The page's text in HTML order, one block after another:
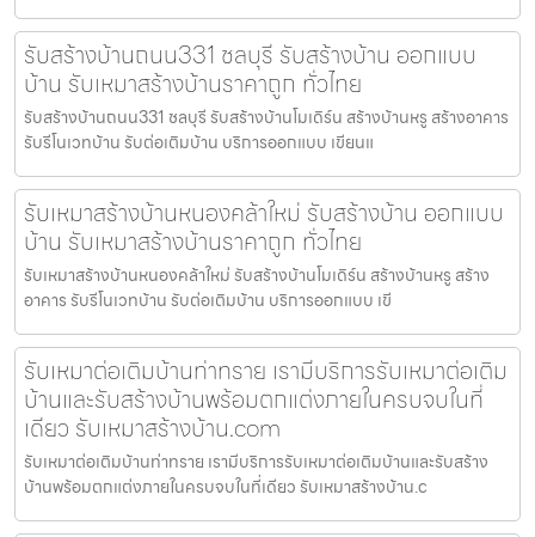
รับสร้างบ้านถนน331 ชลบุรี รับสร้างบ้าน ออกแบบ
บ้าน รับเหมาสร้างบ้านราคาถูก ทั่วไทย
รับสร้างบ้านถนน331 ชลบุรี รับสร้างบ้านโมเดิร์น สร้างบ้านหรู สร้างอาคาร
รับรีโนเวทบ้าน รับต่อเติมบ้าน บริการออกแบบ เขียนแ
รับเหมาสร้างบ้านหนองคล้าใหม่ รับสร้างบ้าน ออกแบบ
บ้าน รับเหมาสร้างบ้านราคาถูก ทั่วไทย
รับเหมาสร้างบ้านหนองคล้าใหม่ รับสร้างบ้านโมเดิร์น สร้างบ้านหรู สร้าง
อาคาร รับรีโนเวทบ้าน รับต่อเติมบ้าน บริการออกแบบ เขี
รับเหมาต่อเติมบ้านท่าทราย เรามีบริการรับเหมาต่อเติม
บ้านและรับสร้างบ้านพร้อมตกแต่งภายในครบจบในที่
เดียว รับเหมาสร้างบ้าน.com
รับเหมาต่อเติมบ้านท่าทราย เรามีบริการรับเหมาต่อเติมบ้านและรับสร้าง
บ้านพร้อมตกแต่งภายในครบจบในที่เดียว รับเหมาสร้างบ้าน.c